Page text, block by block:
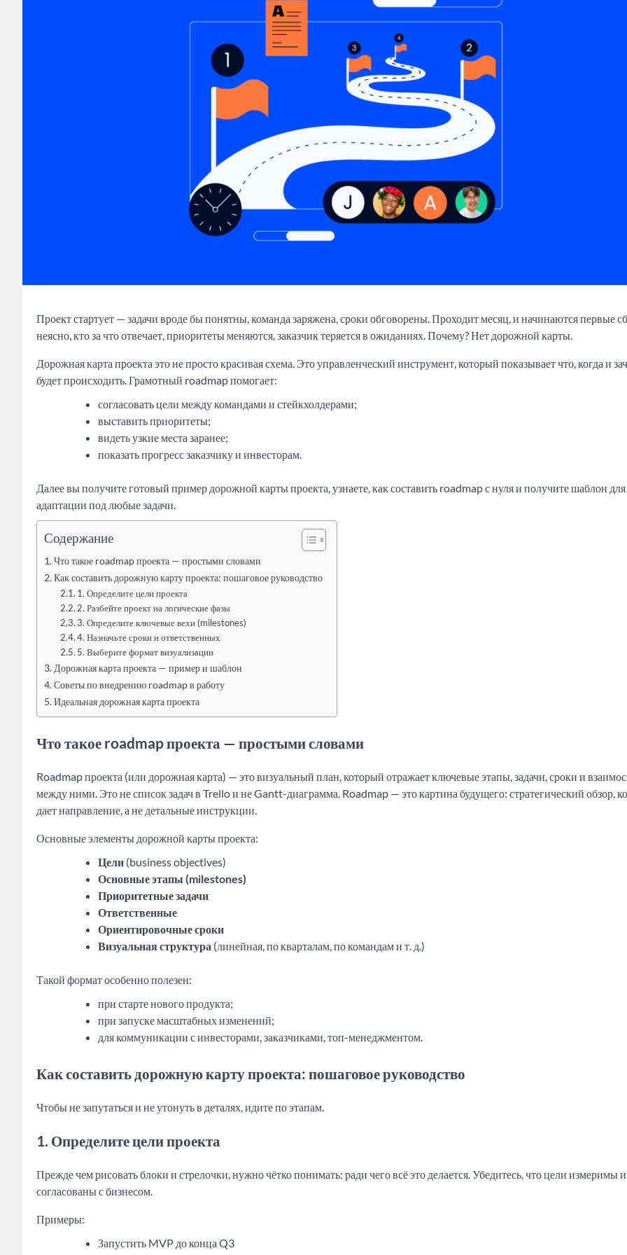
Проект стартует — задачи вроде бы понятны, команда заряжена, сроки обговорены. Проходит месяц, и начинаются первые
неясно, кто за что отвечает, приоритеты меняются, заказчик теряется в ожиданиях. Почему? Нет дорожной карты.
Дорожная карта проекта это не просто красивая схема. Это управленческий инструмент, который показывает что, когда и
будет происходить. Грамотный roadmap помогает:
согласовать цели между командами и стейкхолдерами;
выставить приоритеты;
видеть узкие места заранее;
показать прогресс заказчику и инвесторам.
Далее вы получите готовый пример дорожной карты проекта, узнаете, как составить roadmap с нуля и получите шаблон для
адаптации под любые задачи.
Содержание
Что такое roadmap проекта — простыми словами
Как составить дорожную карту проекта: пошаговое руководство
1. Определите цели проекта
2. Разбейте проект на логические фазы
3. Определите ключевые вехи (milestones)
4. Назначьте сроки и ответственных
5. Выберите формат визуализации
Дорожная карта проекта — пример и шаблон
Советы по внедрению roadmap в работу
Идеальная дорожная карта проекта
Что такое roadmap проекта — простыми словами
Roadmap проекта (или дорожная карта) — это визуальный план, который отражает ключевые этапы, задачи, сроки и
между ними. Это не список задач в Trello и не Gantt-диаграмма. Roadmap — это картина будущего: стратегический обзор,
дает направление, а не детальные инструкции.
Основные элементы дорожной карты проекта:
Цели (business objectives)
Основные этапы (milestones)
Приоритетные задачи
Ответственные
Ориентировочные сроки
Визуальная структура (линейная, по кварталам, по командам и т. д.)
Такой формат особенно полезен:
при старте нового продукта;
при запуске масштабных изменений;
для коммуникации с инвесторами, заказчиками, топ-менеджментом.
Как составить дорожную карту проекта: пошаговое руководство
Чтобы не запутаться и не утонуть в деталях, идите по этапам.
1. Определите цели проекта
Прежде чем рисовать блоки и стрелочки, нужно чётко понимать: ради чего всё это делается. Убедитесь, что цели измеримы и
согласованы с бизнесом.
Примеры:
Запустить MVP до конца Q3